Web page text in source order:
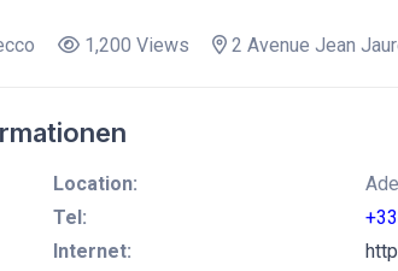
1,200 Views 2 Avenue Jean
Location:
Tel:
Internet: